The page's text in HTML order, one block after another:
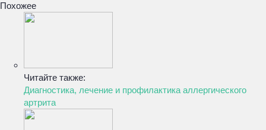
Похожее
Читайте также:
Диагностика, лечение и профилактика аллергического
артрита